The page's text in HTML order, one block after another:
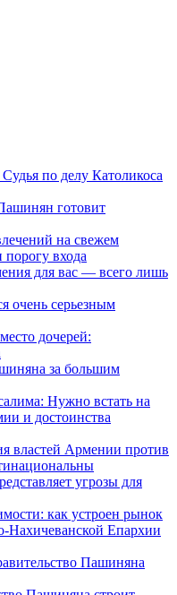
по делу Католикоса
готовит
на свежем
входа
для вас — всего лишь
очень серьезным
дочерей:
за большим
Нужно встать на
и достоинства
властей Армении против
угрозы для
как устроен рынок
Нахичеванской Епархии
Пашиняна